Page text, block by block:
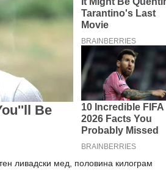
ливадски мед, половина килограм